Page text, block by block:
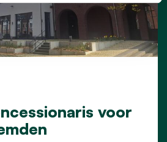
voor